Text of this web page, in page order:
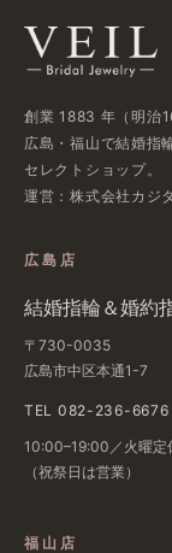
創業 1883 年​（明治
広島・福山で​結婚指
セレクトショップ。
運営：株式会社カジタ
広島店
結婚​指輪＆婚約
〒730-0035
広島市中区本通1-7
TEL 082-236-6676
10:00–19:00／火曜定
（祝祭日は​営業）
福山店